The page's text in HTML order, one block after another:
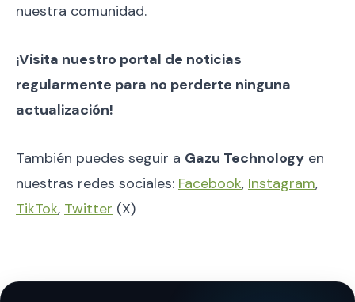
nuestra comunidad.
¡Visita nuestro portal de noticias
regularmente para no perderte ninguna
actualización!
También puedes seguir a Gazu Technology en
nuestras redes sociales: Facebook, Instagram,
TikTok, Twitter (X)